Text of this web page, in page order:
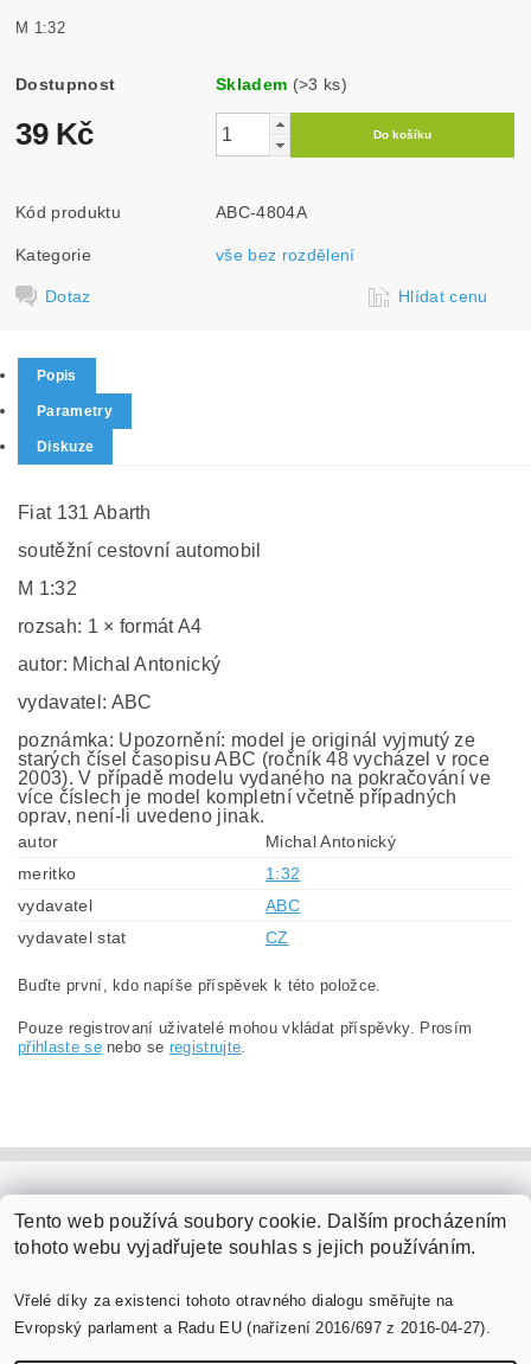
M 1:32
Dostupnost Skladem (>3 ks)
39 Kč
Kód produktu ABC-4804A
Kategorie vše bez rozdělení
Dotaz Hlídat cenu
Popis
Parametry
Diskuze
Fiat 131 Abarth
soutěžní cestovní automobil
M 1:32
rozsah: 1 × formát A4
autor: Michal Antonický
vydavatel: ABC
poznámka: Upozornění: model je originál vyjmutý ze
starých čísel časopisu ABC (ročník 48 vycházel v roce
2003). V případě modelu vydaného na pokračování ve
více číslech je model kompletní včetně případných
oprav, není-li uvedeno jinak.
autor
Michal Antonický
meritko
1:32
vydavatel
ABC
vydavatel stat
CZ
Buďte první, kdo napíše příspěvek k této položce.
Pouze registrovaní uživatelé mohou vkládat příspěvky. Prosím
přihlaste senebo se registrujte.
Tento web používá soubory cookie. Dalším procházením
tohoto webu vyjadřujete souhlas s jejich používáním.
Vřelé díky za existenci tohoto otravného dialogu směřujte na
Evropský parlament a Radu EU (nařízení 2016/697 z 2016-04-27).